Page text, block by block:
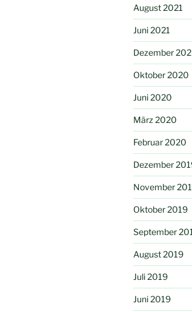
August 2021
Juni 2021
Dezember
Oktober 2020
Juni 2020
März 2020
Februar 2020
Dezember
November
Oktober 2019
September
August 2019
Juli 2019
Juni 2019